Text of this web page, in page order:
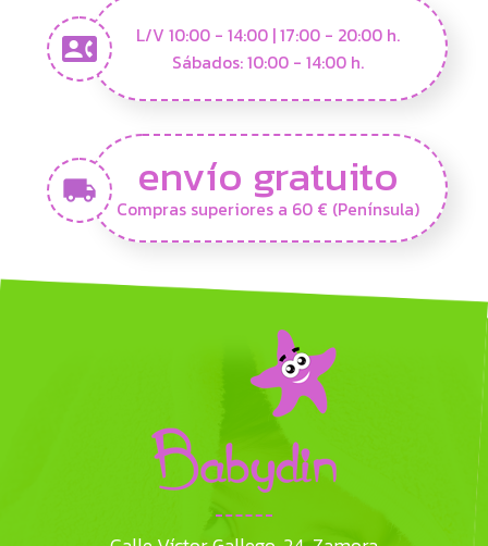
L/V 10:00 - 14:00 | 17:00 - 20:00 h.
Sábados: 10:00 - 14:00 h.
envío gratuito
Compras superiores a 60 € (Península)